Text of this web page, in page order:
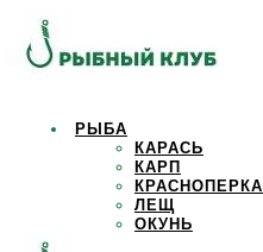
РЫБА
КАРАСЬ
КАРП
КРАСНОПЕРКА
ЛЕЩ
ОКУНЬ